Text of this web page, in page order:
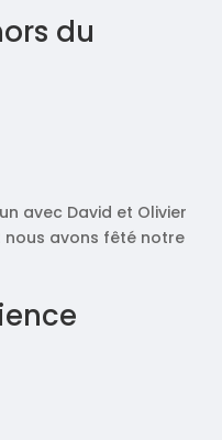
du
avec David et Olivier
nous avons fêté notre